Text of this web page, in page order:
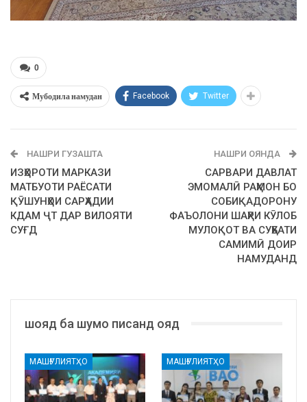
0
Мубодила намудан Facebook Twitter
НАШРИ ГУЗАШТА
ИЗҲОРОТИ МАРКАЗИ
МАТБУОТИ РАЁСАТИ
ҚӮШУНҲОИ САРҲАДИИ
КДАМ ҶТ ДАР ВИЛОЯТИ
СУҒД
НАШРИ ОЯНДА
САРВАРИ ДАВЛАТ
ЭМОМАЛӢ РАҲМОН БО
СОБИҚАДОРОНУ
ФАЪОЛОНИ ШАҲРИ КӮЛОБ
МУЛОҚОТ ВА СУҲБАТИ
САМИМӢ ДОИР
НАМУДАНД
шояд ба шумо писанд ояд
МАШҒУЛИЯТҲО МАШҒУЛИЯТҲО